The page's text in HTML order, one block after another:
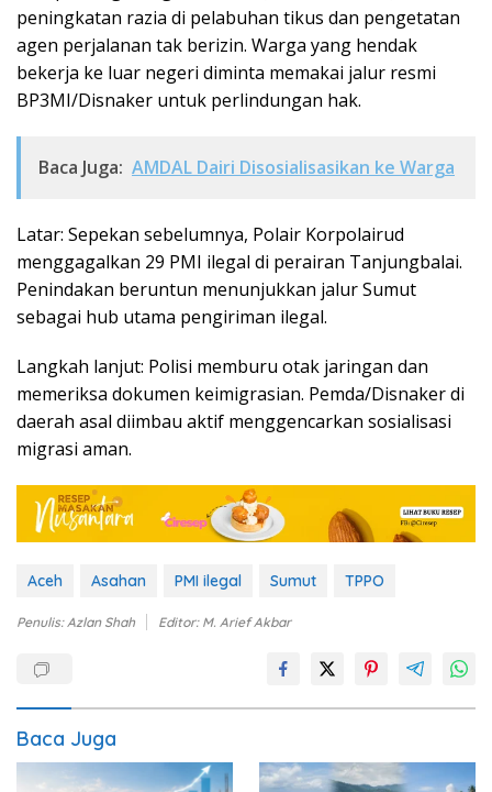
peningkatan razia di pelabuhan tikus dan pengetatan
agen perjalanan tak berizin. Warga yang hendak
bekerja ke luar negeri diminta memakai jalur resmi
BP3MI/Disnaker untuk perlindungan hak.
Baca Juga: AMDAL Dairi Disosialisasikan ke Warga
Latar: Sepekan sebelumnya, Polair Korpolairud
menggagalkan 29 PMI ilegal di perairan Tanjungbalai.
Penindakan beruntun menunjukkan jalur Sumut
sebagai hub utama pengiriman ilegal.
Langkah lanjut: Polisi memburu otak jaringan dan
memeriksa dokumen keimigrasian. Pemda/Disnaker di
daerah asal diimbau aktif menggencarkan sosialisasi
migrasi aman.
Aceh Asahan PMI ilegal Sumut TPPO
Penulis: Azlan Shah Editor: M. Arief Akbar
Baca Juga